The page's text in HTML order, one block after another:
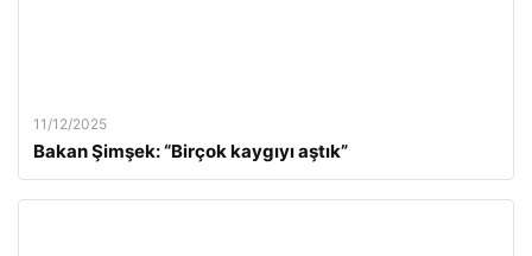
11/12/2025
Bakan Şimşek: “Birçok kaygıyı aştık”